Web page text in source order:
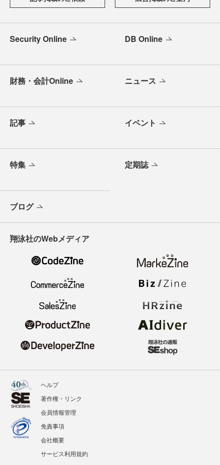
Security Online DB Online
財務・会計Online ニュース
記事 イベント
特集 定期誌
ブログ
翔泳社のWebメディア
ヘルプ
著作権・リンク
会員情報管理
免責事項
会社概要
サービス利用規約